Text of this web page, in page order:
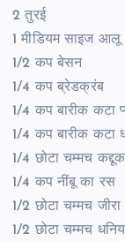
2 तुरई
1 मीडियम साइज आलू
1/2 कप बेसन
1/4 कप ब्रेडक्रंब
1/4 कप बारीक कटा
1/4 कप बारीक कटा
1/4 छोटा चम्मच
1/4 कप नींबू का रस
1/2 छोटा चम्मच जीरा
1/2 छोटा चम्मच